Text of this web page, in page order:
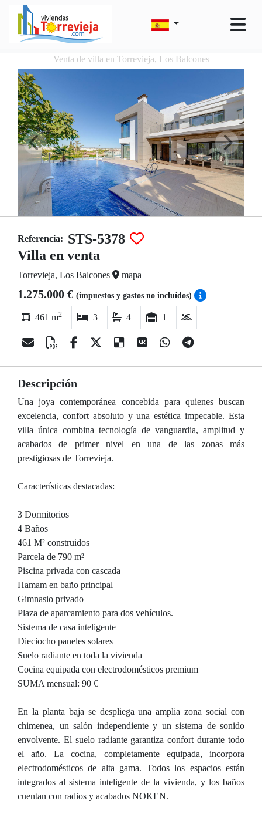
Venta de villa en Torrevieja, Los Balcones
Referencia: STS-5378
Villa en venta
Torrevieja, Los Balcones mapa
1.275.000 € (impuestos y gastos no incluídos)
461 m2 3 4 1
Descripción
Una joya contemporánea concebida para quienes buscan
excelencia, confort absoluto y una estética impecable. Esta
villa única combina tecnología de vanguardia, amplitud y
acabados de primer nivel en una de las zonas más
prestigiosas de Torrevieja.
Características destacadas:
3 Dormitorios
4 Baños
461 M² construidos
Parcela de 790 m²
Piscina privada con cascada
Hamam en baño principal
Gimnasio privado
Plaza de aparcamiento para dos vehículos.
Sistema de casa inteligente
Dieciocho paneles solares
Suelo radiante en toda la vivienda
Cocina equipada con electrodomésticos premium
SUMA mensual: 90 €
En la planta baja se despliega una amplia zona social con
chimenea, un salón independiente y un sistema de sonido
envolvente. El suelo radiante garantiza confort durante todo
el año. La cocina, completamente equipada, incorpora
electrodomésticos de alta gama. Todos los espacios están
integrados al sistema inteligente de la vivienda, y los baños
cuentan con radios y acabados NOKEN.